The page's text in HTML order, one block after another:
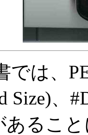
では、
Size)、
あるこ